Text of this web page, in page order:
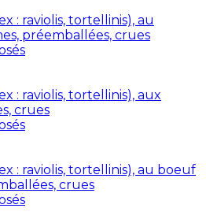
: raviolis, tortellinis), au
préemballées, crues
: raviolis, tortellinis), aux
crues
: raviolis, tortellinis), au boeuf
crues